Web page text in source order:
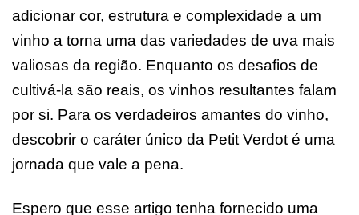
adicionar cor, estrutura e complexidade a um
vinho a torna uma das variedades de uva mais
valiosas da região. Enquanto os desafios de
cultivá-la são reais, os vinhos resultantes falam
por si. Para os verdadeiros amantes do vinho,
descobrir o caráter único da Petit Verdot é uma
jornada que vale a pena.
Espero que esse artigo tenha fornecido uma